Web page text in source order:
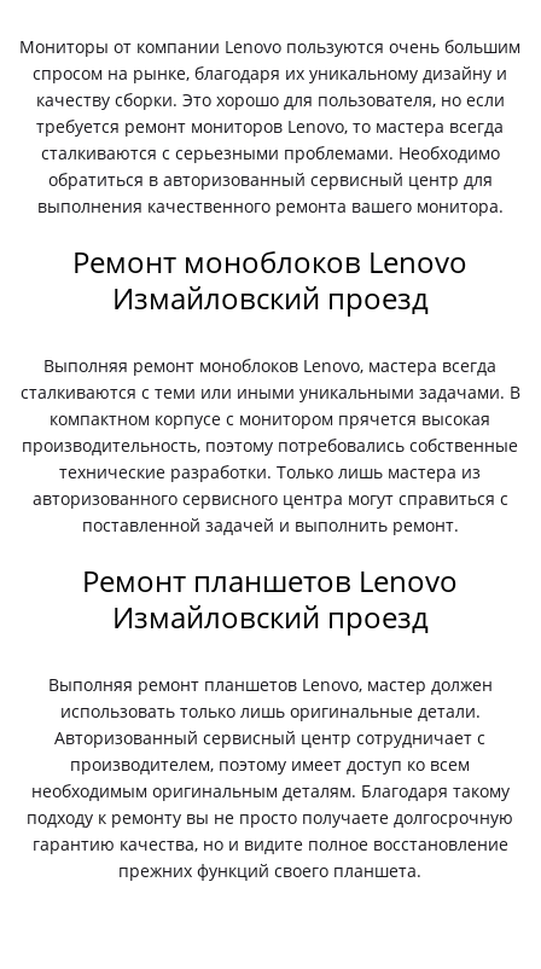
Мониторы от компании Lenovo пользуются очень большим
спросом на рынке, благодаря их уникальному дизайну и
качеству сборки. Это хорошо для пользователя, но если
требуется ремонт мониторов Lenovo, то мастера всегда
сталкиваются с серьезными проблемами. Необходимо
обратиться в авторизованный сервисный центр для
выполнения качественного ремонта вашего монитора.
Ремонт моноблоков Lenovo
Измайловский проезд
Выполняя ремонт моноблоков Lenovo, мастера всегда
сталкиваются с теми или иными уникальными задачами. В
компактном корпусе с монитором прячется высокая
производительность, поэтому потребовались собственные
технические разработки. Только лишь мастера из
авторизованного сервисного центра могут справиться с
поставленной задачей и выполнить ремонт.
Ремонт планшетов Lenovo
Измайловский проезд
Выполняя ремонт планшетов Lenovo, мастер должен
использовать только лишь оригинальные детали.
Авторизованный сервисный центр сотрудничает с
производителем, поэтому имеет доступ ко всем
необходимым оригинальным деталям. Благодаря такому
подходу к ремонту вы не просто получаете долгосрочную
гарантию качества, но и видите полное восстановление
прежних функций своего планшета.